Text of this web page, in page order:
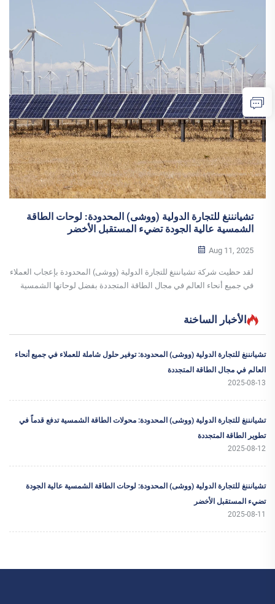
تشيانننغ للتجارة الدولية (ووشى) المحدودة: لوحات الطاقة
الشمسية عالية الجودة تضيء المستقبل الأخضر
Aug 11, 2025
لقد حظيت شركة تشيانننغ للتجارة الدولية (ووشى) المحدودة بإعجاب العملاء
في جميع أنحاء العالم في مجال الطاقة المتجددة بفضل لوحاتها الشمسية
وتستخدم هذه الألواح خلايا شمسية ذات كفاءة عالية...
الأخبار الساخنة
تشيانننغ للتجارة الدولية (ووشى) المحدودة: توفير حلول شاملة للعملاء في جميع أنحاء
العالم في مجال الطاقة المتجددة
2025-08-13
تشيانننغ للتجارة الدولية (ووشى) المحدودة: محولات الطاقة الشمسية تدفع قدماً في
تطوير الطاقة المتجددة
2025-08-12
تشيانننغ للتجارة الدولية (ووشى) المحدودة: لوحات الطاقة الشمسية عالية الجودة
تضيء المستقبل الأخضر
2025-08-11